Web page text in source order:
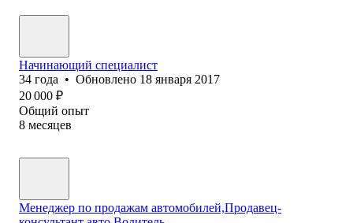
Начинающий специалист
34 года • Обновлено 18 января 2017
20 000 ₽
Общий опыт
8 месяцев
Менеджер по продажам автомобилей,Продавец-